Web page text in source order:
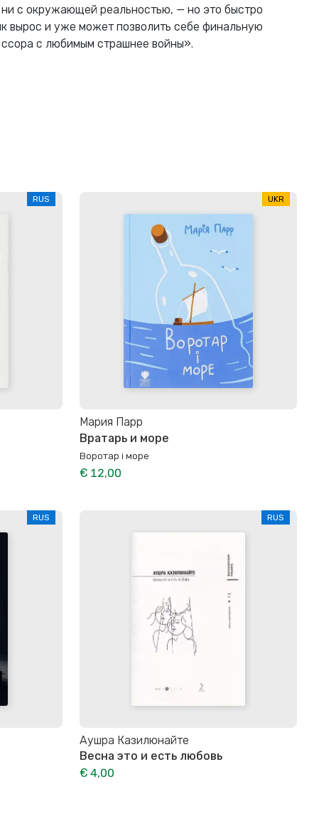
с окружающей реальностью, — но это быстро
вырос и уже может позволить себе финальную
с любимым страшнее войны».
RUS UKR
Мария Парр
Вратарь и море
Воротар і море
€ 12,00
RUS RUS
Аушра Казилюнайте
Весна это и есть любовь
€ 4,00